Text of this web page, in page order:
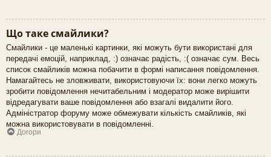
Що таке смайлики?
Смайлики - це маленькі картинки, які можуть бути використані для
передачі емоцій, наприклад, :) означає радість, :( означає сум. Весь
список смайликів можна побачити в формі написання повідомлення.
Намагайтесь не зловживати, використовуючи їх: вони легко можуть
зробити повідомлення нечитабельним і модератор може вирішити
відредагувати ваше повідомлення або взагалі видалити його.
Адміністратор форуму може обмежувати кількість смайликів, які
можна використовувати в повідомленні.
Догори